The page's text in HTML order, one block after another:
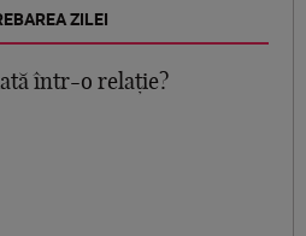
ZILEI
într-o relație?